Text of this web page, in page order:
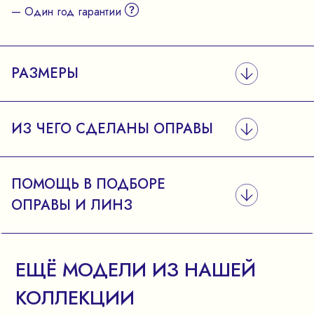
— Один год гарантии
РАЗМЕРЫ
ИЗ ЧЕГО СДЕЛАНЫ ОПРАВЫ
ПОМОЩЬ В ПОДБОРЕ
ОПРАВЫ И ЛИНЗ
ЕЩЁ МОДЕЛИ ИЗ НАШЕЙ
КОЛЛЕКЦИИ